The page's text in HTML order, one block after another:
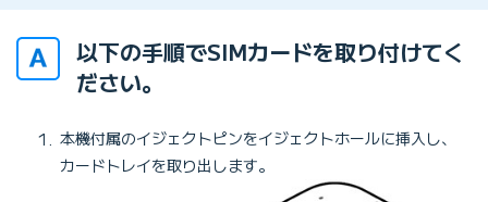
以下の手順でSIMカードを取り付けてく
ださい。
本機付属のイジェクトピンをイジェクトホールに挿入し、
カードトレイを取り出します。